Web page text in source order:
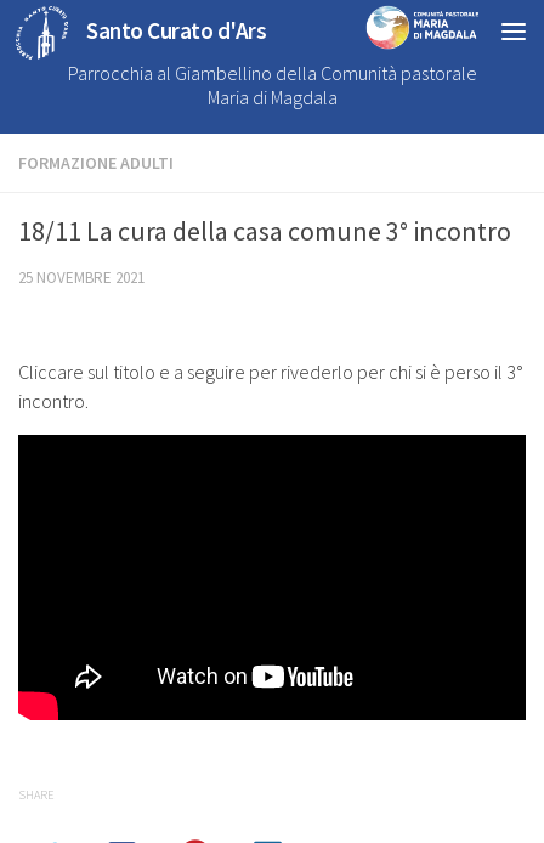
Santo Curato d'Ars
Parrocchia al Giambellino della Comunità pastorale
Maria di Magdala
FORMAZIONE ADULTI
18/11 La cura della casa comune 3° incontro
25 NOVEMBRE 2021
Cliccare sul titolo e a seguire per rivederlo per chi si è perso il 3°
incontro.
SHARE